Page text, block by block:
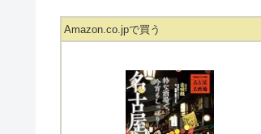
Amazon.co.jpで買う